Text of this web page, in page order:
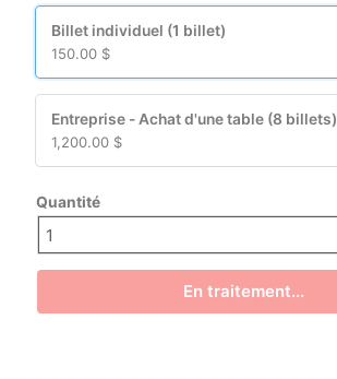
Billet individuel (1 billet)
150.00 $
Entreprise - Achat d'une table (8 billets)
1,200.00 $
Quantité
En traitement...